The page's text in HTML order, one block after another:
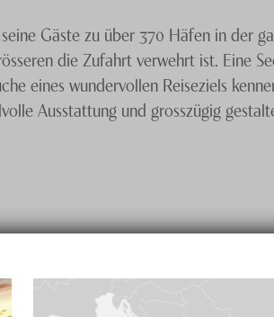
Gäste zu über 370 Häfen in der
die Zufahrt verwehrt ist. Eine
eines wundervollen Reiseziels
Ausstattung und grosszügig